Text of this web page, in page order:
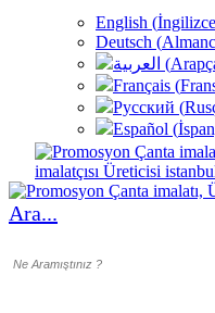
English (İngilizce
Deutsch (
العربية (
Français (
Русский (
Español (
Ara...